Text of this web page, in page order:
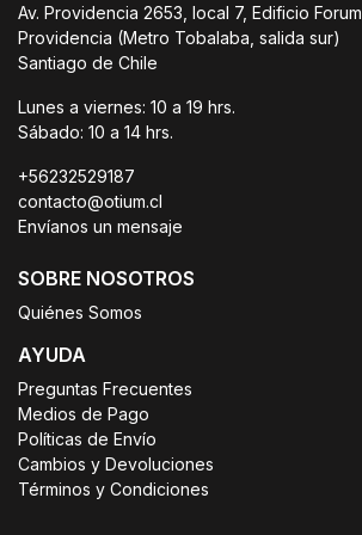
Av. Providencia 2653, local 7, Edificio Forum
Providencia (Metro Tobalaba, salida sur)
Santiago de Chile
Lunes a viernes: 10 a 19 hrs.
Sábado: 10 a 14 hrs.
+56232529187
contacto@otium.cl
Envíanos un mensaje
SOBRE NOSOTROS
Quiénes Somos
AYUDA
Preguntas Frecuentes
Medios de Pago
Políticas de Envío
Cambios y Devoluciones
Términos y Condiciones